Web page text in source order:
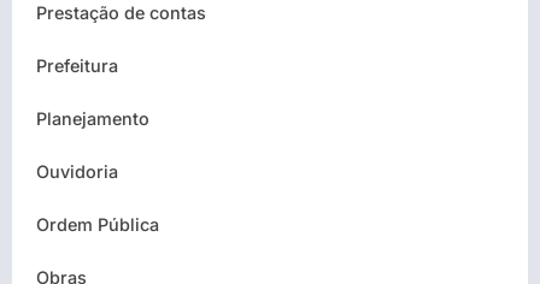
Prestação de contas
Prefeitura
Planejamento
Ouvidoria
Ordem Pública
Obras